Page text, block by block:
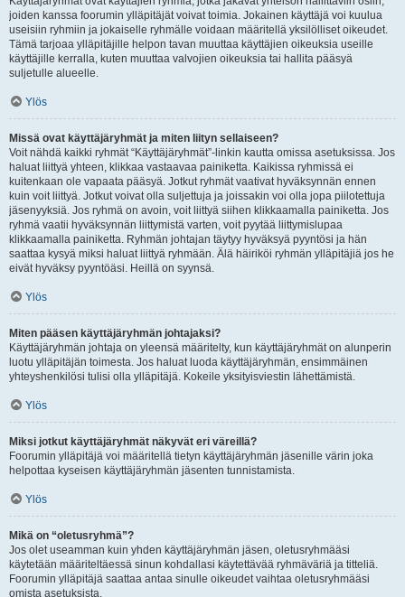
joiden kanssa foorumin ylläpitäjät voivat toimia. Jokainen käyttäjä voi kuulua
useisiin ryhmiin ja jokaiselle ryhmälle voidaan määritellä yksilölliset oikeudet.
Tämä tarjoaa ylläpitäjille helpon tavan muuttaa käyttäjien oikeuksia useille
käyttäjille kerralla, kuten muuttaa valvojien oikeuksia tai hallita pääsyä
suljetulle alueelle.
Ylös
Missä ovat käyttäjäryhmät ja miten liityn sellaiseen?
Voit nähdä kaikki ryhmät “Käyttäjäryhmät”-linkin kautta omissa asetuksissa. Jos
haluat liittyä yhteen, klikkaa vastaavaa painiketta. Kaikissa ryhmissä ei
kuitenkaan ole vapaata pääsyä. Jotkut ryhmät vaativat hyväksynnän ennen
kuin voit liittyä. Jotkut voivat olla suljettuja ja joissakin voi olla jopa piilotettuja
jäsenyyksiä. Jos ryhmä on avoin, voit liittyä siihen klikkaamalla painiketta. Jos
ryhmä vaatii hyväksynnän liittymistä varten, voit pyytää liittymislupaa
klikkaamalla painiketta. Ryhmän johtajan täytyy hyväksyä pyyntösi ja hän
saattaa kysyä miksi haluat liittyä ryhmään. Älä häiriköi ryhmän ylläpitäjiä jos he
eivät hyväksy pyyntöäsi. Heillä on syynsä.
Ylös
Miten pääsen käyttäjäryhmän johtajaksi?
Käyttäjäryhmän johtaja on yleensä määritelty, kun käyttäjäryhmät on alunperin
luotu ylläpitäjän toimesta. Jos haluat luoda käyttäjäryhmän, ensimmäinen
yhteyshenkilösi tulisi olla ylläpitäjä. Kokeile yksityisviestin lähettämistä.
Ylös
Miksi jotkut käyttäjäryhmät näkyvät eri väreillä?
Foorumin ylläpitäjä voi määritellä tietyn käyttäjäryhmän jäsenille värin joka
helpottaa kyseisen käyttäjäryhmän jäsenten tunnistamista.
Ylös
Mikä on “oletusryhmä”?
Jos olet useamman kuin yhden käyttäjäryhmän jäsen, oletusryhmääsi
käytetään määriteltäessä sinun kohdallasi käytettävää ryhmäväriä ja titteliä.
Foorumin ylläpitäjä saattaa antaa sinulle oikeudet vaihtaa oletusryhmääsi
omista asetuksista.